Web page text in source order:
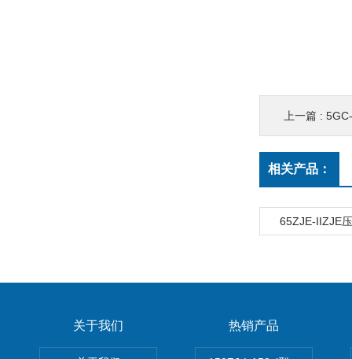
上一篇 :
相关产品：
65ZJE-IIZJE
关于我们 热销产品